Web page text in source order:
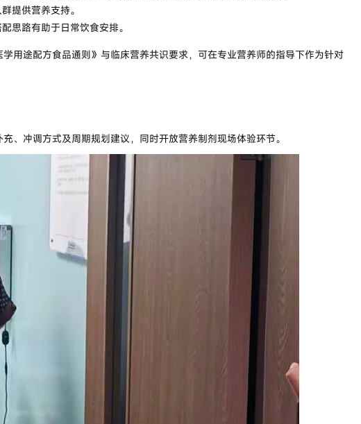
提供营养支持。
思路有助于日常饮食安排。
用途配方食品通则》与临床营养共识要求，可在专业营养师的指导下作为针对
、冲调方式及周期规划建议，同时开放营养制剂现场体验环节。